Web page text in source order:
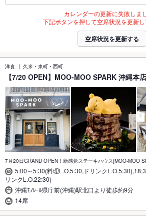
カレンダーの更新に失敗しま
下記ボタンを押して空席状況を更新し
空席状況を更新する
洋食 久米・東町・西町
【7/20 OPEN】MOO-MOO SPARK 沖縄本店
7月20日GRAND OPEN！新感覚ステーキハウス[MOO-MOO
5:00～5:30(料理L.O.5:30,ドリンク
リンクL.O.22:30)
沖縄ﾓﾉﾚｰﾙ県庁前(沖縄)駅北口より徒歩約9分
14席